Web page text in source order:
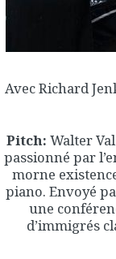
Avec Richard
Pitch: Walter
passionné par
morne
piano. Envoyé
une
d’immigrés